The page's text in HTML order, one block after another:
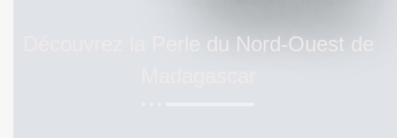
Découvrez la Perle du Nord-Ouest de